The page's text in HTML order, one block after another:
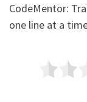
CodeMentor:
one line at a